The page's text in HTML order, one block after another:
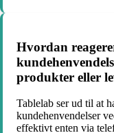
Hvordan
produkter eller
Tablelab ser ud til at
kundehenvendelser
effektivt enten via